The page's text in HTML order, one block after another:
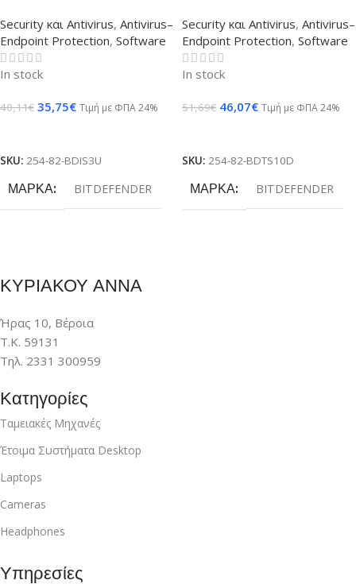
Security και Antivirus, Antivirus–
Endpoint Protection, Software
In stock
40,11€ 35,75€ Τιμή με ΦΠΑ 24%
SKU: 254-82-BDIS3U
ΜΆΡΚΑ BITDEFENDER
Security και Antivirus, Antivirus–
Endpoint Protection, Software
In stock
51,69€ 46,07€ Τιμή με ΦΠΑ 24%
SKU: 254-82-BDTS10D
ΜΆΡΚΑ BITDEFENDER
ΚΥΡΙΑΚΟΥ ΑΝΝΑ
Ήρας 10, Βέροια
Τ.Κ. 59131
Τηλ. 2331 300959
Κατηγορίες
Ταμειακές Μηχανές
Έτοιμα Συστήματα Desktop
Laptops
Cameras
Headphones
Υπηρεσίες